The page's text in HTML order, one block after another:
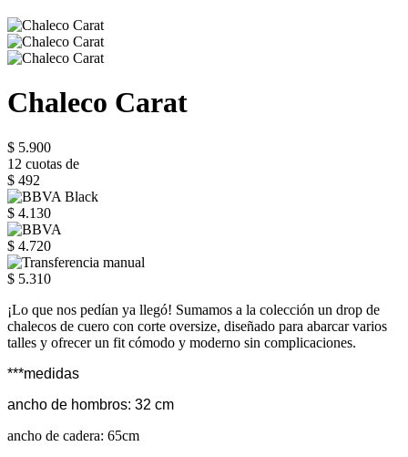
Chaleco Carat
$ 5.900
12 cuotas de
$ 492
$ 4.130
$ 4.720
$ 5.310
¡Lo que nos pedían ya llegó! Sumamos a la colección un drop de
chalecos de cuero con corte oversize, diseñado para abarcar varios
talles y ofrecer un fit cómodo y moderno sin complicaciones.
***medidas
ancho de hombros: 32 cm
ancho de cadera: 65cm